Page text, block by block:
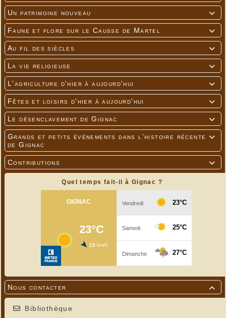

Un patrimoine nouveau

Faune et flore sur le Causse de Martel

Au fil des siècles

La vie religieuse

L'agriculture d'hier à aujourd'hui

Fêtes et loisirs d'hier à aujourd'hui

Le désenclavement de Gignac

Grands et petits événements dans l'histoire récente
de Gignac

Contributions
Quel temps fait-il à Gignac ?

Nous contacter
Bibliothèque